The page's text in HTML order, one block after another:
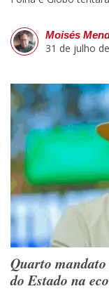
Moisés
31 de julho
Quarto
do Estado na